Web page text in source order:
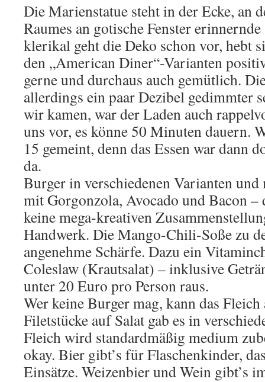
Die Marienstatue steht in der Ecke, an
Raumes an gotische Fenster
klerikal geht die Deko schon vor, hebt
den „American Diner“-Varianten
gerne und durchaus auch gemütlich.
allerdings ein paar Dezibel gedimmter
wir kamen, war der Laden auch
uns vor, es könne 50 Minuten dauern.
15 gemeint, denn das Essen war dann
da.
Burger in verschiedenen Varianten
mit Gorgonzola, Avocado und Bacon –
keine mega-kreativen
Handwerk. Die Mango-Chili-Soße zu
angenehme Schärfe. Dazu ein
Coleslaw (Krautsalat) – inklusive
unter 20 Euro pro Person raus.
Wer keine Burger mag, kann das
Filetstücke auf Salat gab es in
Fleich wird standardmäßig medium
okay. Bier gibt’s für Flaschenkinder,
Einsätze. Weizenbier und Wein gibt’s